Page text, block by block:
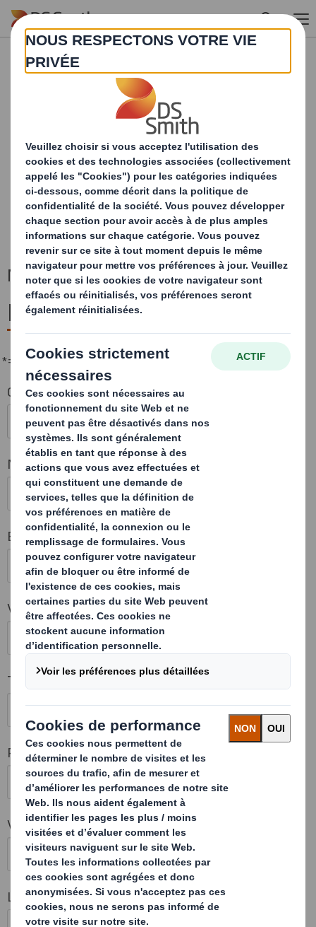
Skip to main content
CONTENU BLOQUÉ
Pour voir cette carte, vous devez accepter les
cookies « fonctionnels »
MODIFIER MES PARAMÈTRES
RECHARGER LA PAGE
Nos implantations
Formulaire de contact
*= champs requis
Comment pouvons nous aider?
Nom et prénom
Entreprise
Votre Email
Téléphone
Pays
Ville
Laissez votre commentaire